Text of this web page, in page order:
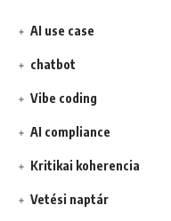
AI use case
chatbot
Vibe coding
AI compliance
Kritikai koherencia
Vetési naptár